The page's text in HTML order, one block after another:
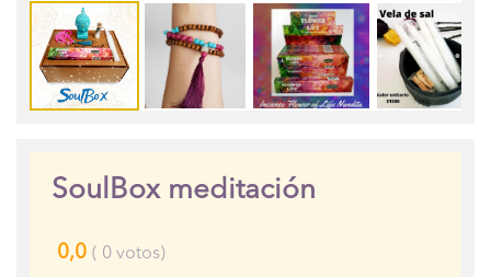
SoulBox meditación
0,0 ( 0 votos)